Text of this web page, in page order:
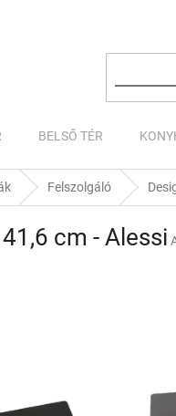
BELSŐ TÉR
Felszolgáló
cm - Alessi